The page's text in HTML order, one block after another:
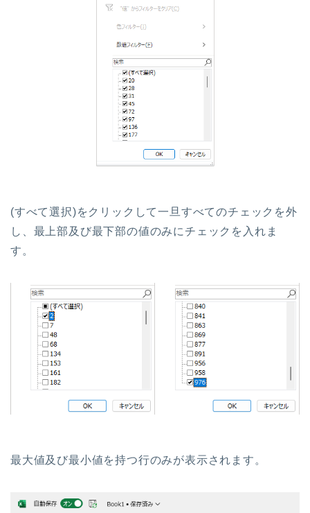
(すべて選択)をクリックして一旦すべてのチェックを外
し、最上部及び最下部の値のみにチェックを入れま
す。
最大値及び最小値を持つ行のみが表示されます。